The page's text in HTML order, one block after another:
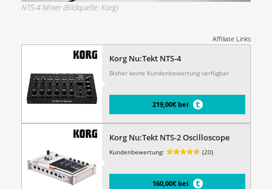
NTS-4 Mixer (Bildquelle: Korg)
Affiliate Links
Korg Nu:Tekt NTS-4
Bisher keine Kundenbewertung verfügbar
219,00€ bei
Korg Nu:Tekt NTS-2 Oscilloscope
Kundenbewertung: (20)
160,00€ bei